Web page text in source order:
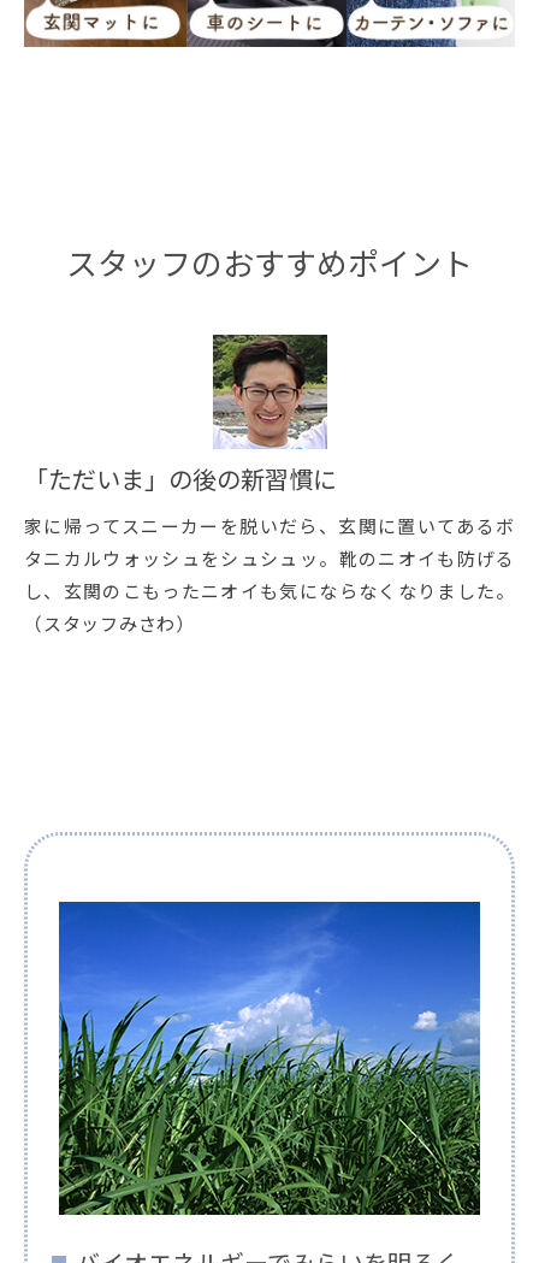
スタッフのおすすめポイント
「ただいま」の後の新習慣に
家に帰ってスニーカーを脱いだら、玄関に置いてあるボ
タニカルウォッシュをシュシュッ。靴のニオイも防げる
し、玄関のこもったニオイも気にならなくなりました。
（スタッフみさわ）